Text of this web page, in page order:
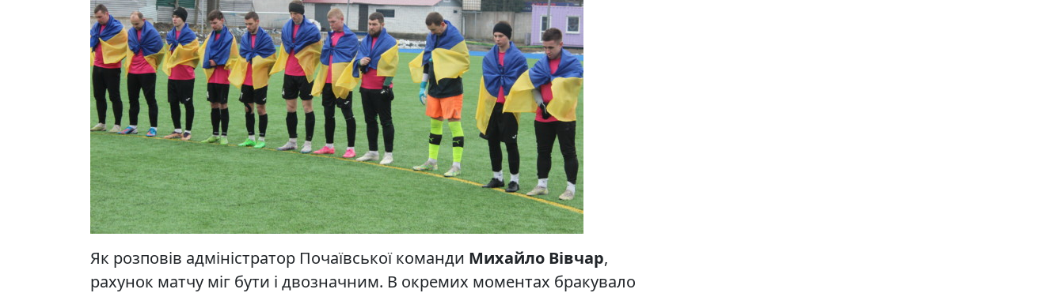
Як розповів адміністратор Почаївської команди Михайло Вівчар,
рахунок матчу міг бути і двозначним. В окремих моментах бракувало